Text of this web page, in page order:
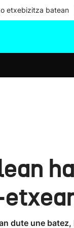
etxebizitza batean
dute une